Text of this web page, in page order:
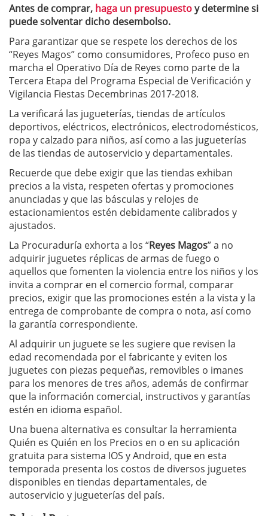
Antes de comprar, haga un presupuestoy determine si
puede solventar dicho desembolso.
Para garantizar que se respete los derechos de los
“Reyes Magos” como consumidores, Profeco puso en
marcha el Operativo Día de Reyes como parte de la
Tercera Etapa del Programa Especial de Verificación y
Vigilancia Fiestas Decembrinas 2017-2018.
La verificará las jugueterías, tiendas de artículos
deportivos, eléctricos, electrónicos, electrodomésticos,
ropa y calzado para niños, así como a las jugueterías
de las tiendas de autoservicio y departamentales.
Recuerde que debe exigir que las tiendas exhiban
precios a la vista, respeten ofertas y promociones
anunciadas y que las básculas y relojes de
estacionamientos estén debidamente calibrados y
ajustados.
La Procuraduría exhorta a los “Reyes Magos” a no
adquirir juguetes réplicas de armas de fuego o
aquellos que fomenten la violencia entre los niños y los
invita a comprar en el comercio formal, comparar
precios, exigir que las promociones estén a la vista y la
entrega de comprobante de compra o nota, así como
la garantía correspondiente.
Al adquirir un juguete se les sugiere que revisen la
edad recomendada por el fabricante y eviten los
juguetes con piezas pequeñas, removibles o imanes
para los menores de tres años, además de confirmar
que la información comercial, instructivos y garantías
estén en idioma español.
Una buena alternativa es consultar la herramienta
Quién es Quién en los Precios en o en su aplicación
gratuita para sistema IOS y Android, que en esta
temporada presenta los costos de diversos juguetes
disponibles en tiendas departamentales, de
autoservicio y jugueterías del país.